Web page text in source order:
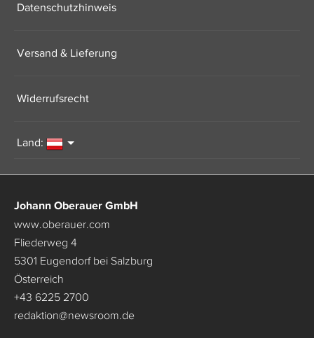
Datenschutzhinweis
Versand & Lieferung
Widerrufsrecht
Land:
Johann Oberauer GmbH
www.oberauer.com
Fliederweg 4
5301 Eugendorf bei Salzburg
Österreich
+43 6225 2700
redaktion@newsroom.de